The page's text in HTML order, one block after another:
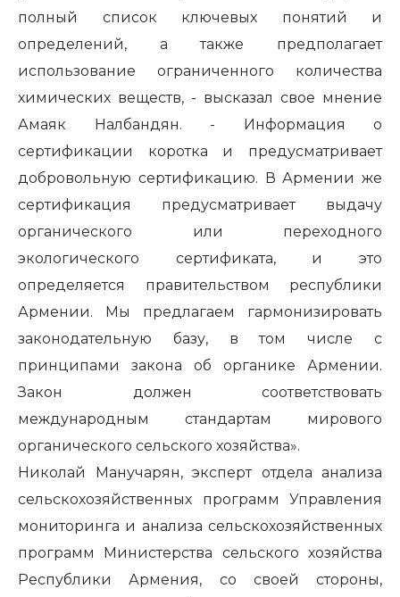
полный список ключевых понятий и
определений, а также предполагает
использование ограниченного количества
химических веществ, - высказал свое мнение
Амаяк Налбандян. - Информация о
сертификации коротка и предусматривает
добровольную сертификацию. В Армении же
сертификация предусматривает выдачу
органического или переходного
экологического сертификата, и это
определяется правительством республики
Армении. Мы предлагаем гармонизировать
законодательную базу, в том числе с
принципами закона об органике Армении.
Закон должен соответствовать
международным стандартам мирового
органического сельского хозяйства».
Николай Манучарян, эксперт отдела анализа
сельскохозяйственных программ Управления
мониторинга и анализа сельскохозяйственных
программ Министерства сельского хозяйства
Республики Армения, со своей стороны,